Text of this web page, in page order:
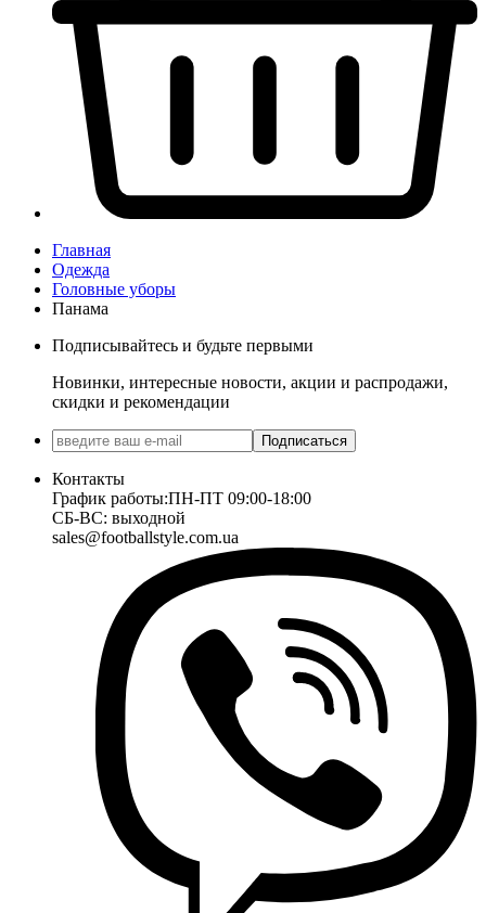
Главная
Одежда
Головные уборы
Панама
Подписывайтесь и будьте первыми
Новинки, интересные новости, акции и распродажи,
скидки и рекомендации
Подписаться
Контакты
График работы:ПН-ПТ 09:00-18:00
СБ-ВС: выходной
sales@footballstyle.com.ua